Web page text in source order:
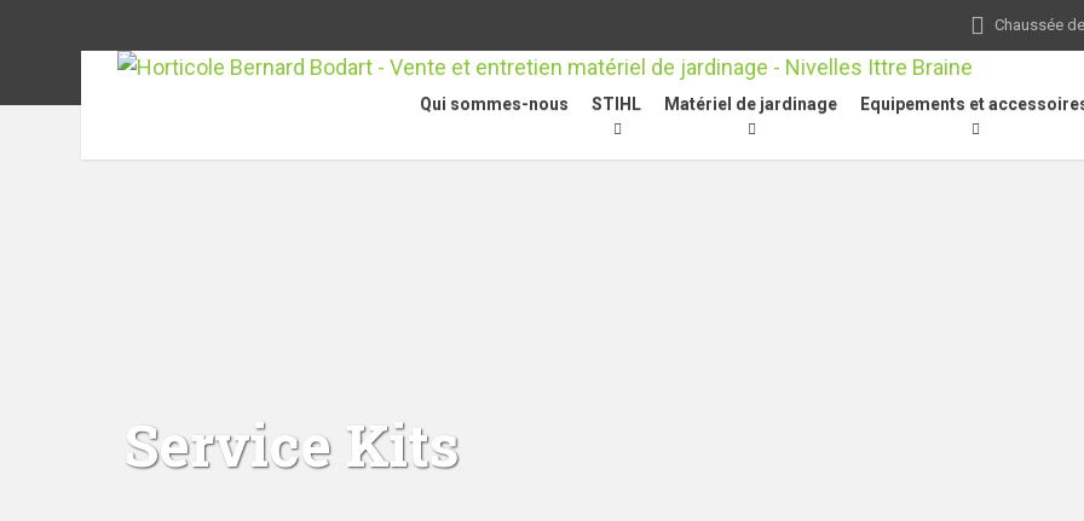
Chaussée
Qui sommes-nous STIHL Matériel de jardinage Equipements et
Service Kits